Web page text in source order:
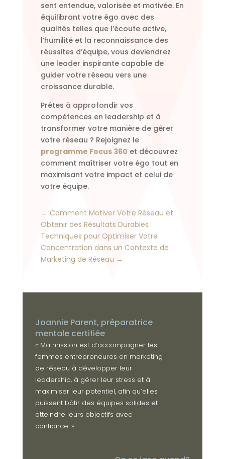
sent entendue, valorisée et motivée. En
équilibrant votre égo avec des
qualités telles que l’écoute active,
l’humilité et la reconnaissance des
réussites d’équipe, vous deviendrez
une leader inspirante capable de
guider votre réseau vers une
croissance durable.
Prêtes à approfondir vos
compétences en leadership et à
transformer votre manière de gérer
votre réseau ? Rejoignez le
programme Focus 360 et découvrez
comment maîtriser votre égo tout en
maximisant votre impact et celui de
votre équipe.
← Comment Motiver Votre Réseau et
Obtenir des Résultats Durables
Techniques pour Optimiser Votre
Concentration dans un Contexte de
Marketing de Réseau →
Joannie Parent, préparatrice
mentale certifiée
« Ma mission est d’accompagner les
femmes entrepreneures en marketing
de réseau à développer leur
leadership, à gérer leur stress et à
maximiser leur potentiel, afin qu’elles
puissent bâtir des équipes solides et
atteindre leurs objectifs avec
confiance. »